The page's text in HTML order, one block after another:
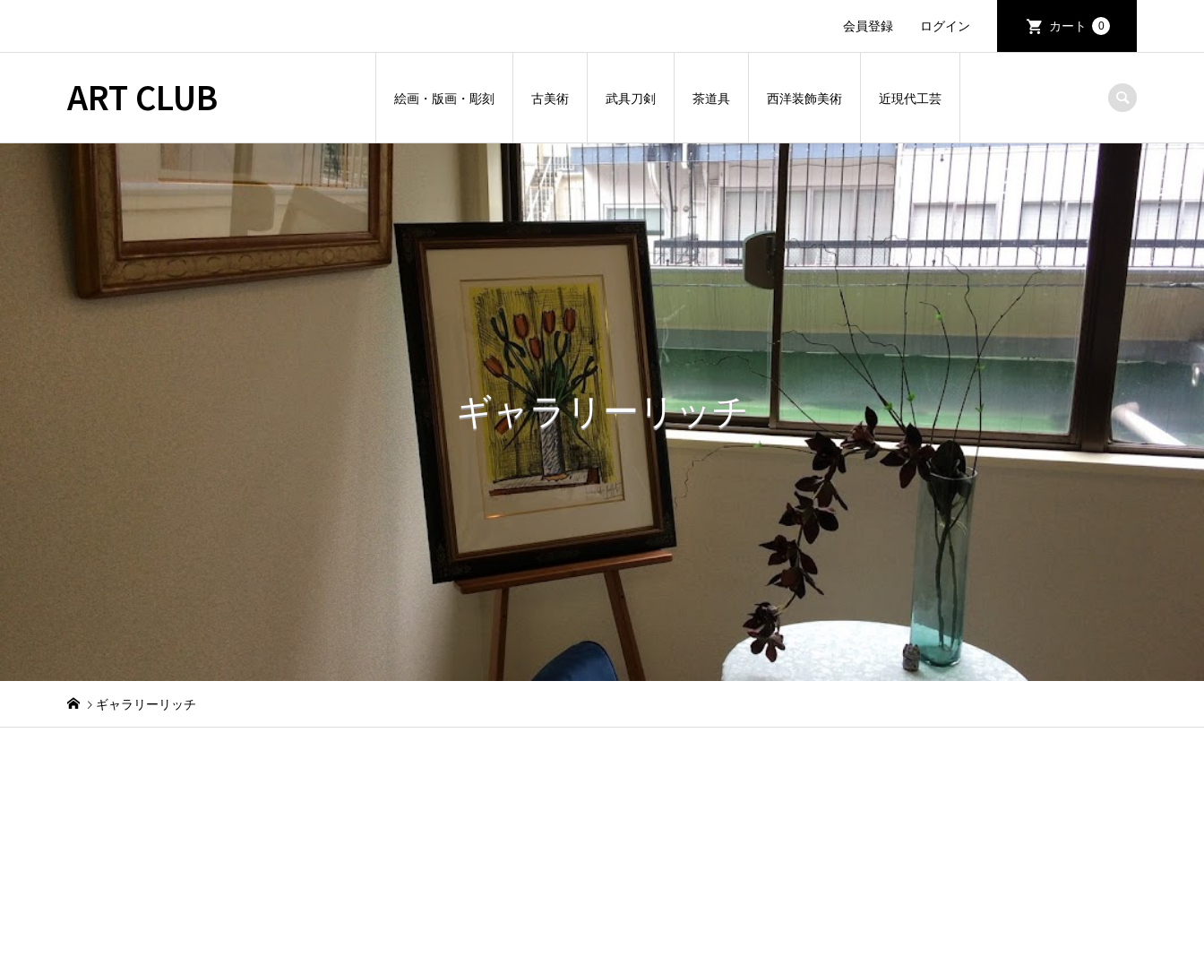
会員登録 ログイン カート 0
ART CLUB 絵画・版画・彫刻 古美術 武具刀剣 茶道具 西洋装飾美術 近現代工芸
ギャラリーリッチ
ギャラリーリッチ